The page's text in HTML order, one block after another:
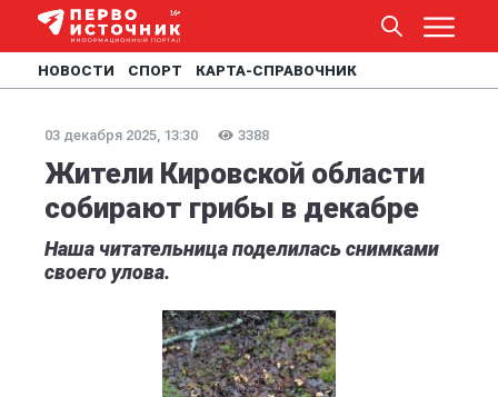
НОВОСТИ СПОРТ КАРТА-СПРАВОЧНИК
03 декабря 2025, 13:30 3388
Жители Кировской области
собирают грибы в декабре
Наша читательница поделилась снимками
своего улова.